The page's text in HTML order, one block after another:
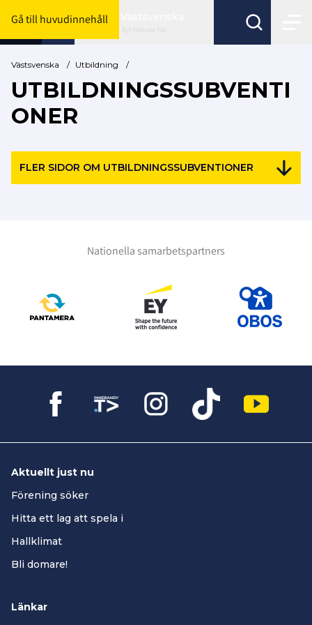
Gå till huvudinnehåll
Byt förbund här
Västsvenska / Utbildning /
UTBILDNINGSSUBVENTI
ONER
FLER SIDOR OM UTBILDNINGSSUBVENTIONER
Nationella samarbetspartners
Aktuellt just nu
Förening söker
Hitta ett lag att spela i
Hallklimat
Bli domare!
Länkar